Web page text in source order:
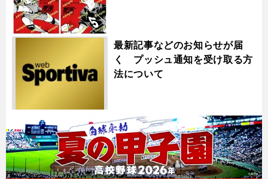
最新記事などのお知らせが届
く プッシュ通知を受け取る方
法について